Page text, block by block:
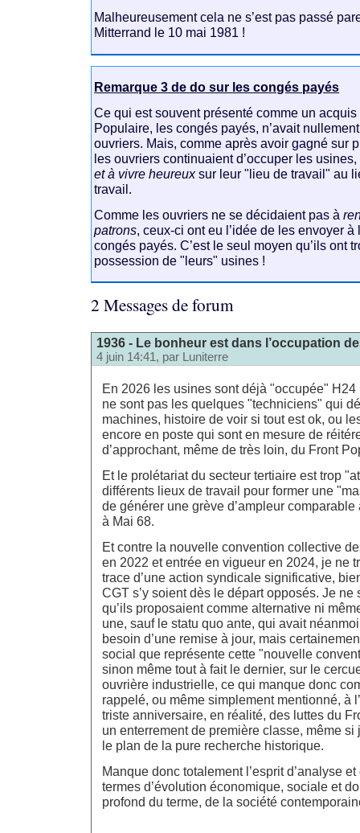
Malheureusement cela ne s’est pas passé
Mitterrand le 10 mai 1981 !
Remarque 3 de do sur les congés payés
Ce qui est souvent présenté comme un
Populaire, les congés payés, n’avait
ouvriers. Mais, comme après avoir gagné sur
les ouvriers continuaient d’occuper les
et à vivre heureuxsur leur "lieu de travail" au
travail.
Comme les ouvriers ne se décidaient pas à
patrons, ceux-ci ont eu l’idée de les envoyer à
congés payés. C’est le seul moyen qu’ils ont
possession de "leurs" usines !
2 Messages de forum
1936 - Le bonheur est dans l’occupation
4 juin 14:41, par Luniterre
En 2026 les usines sont déjà "occupée"
ne sont pas les quelques "techniciens" qui
machines, histoire de voir si tout est ok, ou
encore en poste qui sont en mesure de
d’approchant, même de très loin, du Front
Et le prolétariat du secteur tertiaire est trop
différents lieux de travail pour former une
de générer une grève d’ampleur
à Mai 68.
Et contre la nouvelle convention collective
en 2022 et entrée en vigueur en 2024, je ne
trace d’une action syndicale significative,
CGT s’y soient dès le départ opposés. Je
qu’ils proposaient comme alternative ni
une, sauf le statu quo ante, qui avait
besoin d’une remise à jour, mais
social que représente cette "nouvelle
sinon même tout à fait le dernier, sur le
ouvrière industrielle, ce qui manque donc
rappelé, ou même simplement mentionné, à
triste anniversaire, en réalité, des luttes du
un enterrement de première classe, même
le plan de la pure recherche historique.
Manque donc totalement l’esprit d’analyse
termes d’évolution économique, sociale et
profond du terme, de la société